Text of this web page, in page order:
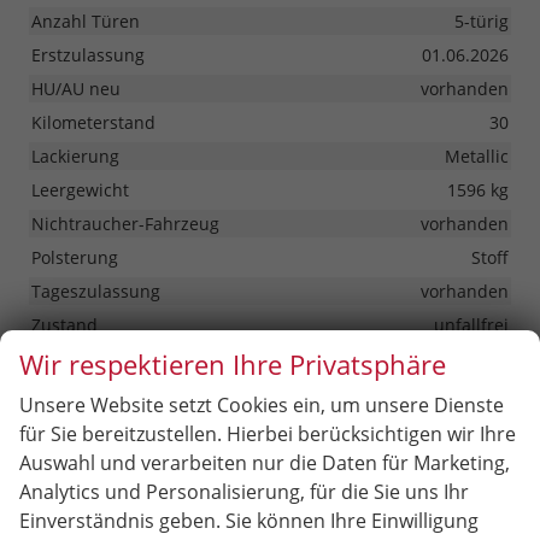
Anzahl Türen
5-türig
Erstzulassung
01.06.2026
HU/AU neu
vorhanden
Kilometerstand
30
Lackierung
Metallic
Leergewicht
1596 kg
Nichtraucher-Fahrzeug
vorhanden
Polsterung
Stoff
Tageszulassung
vorhanden
Zustand
unfallfrei
Zustand, Beschaffenheit
Scheckheftgepflegt
Zustand, Fahrfähigkeit
fahrtauglich
Gesamtpreis 30.399,– €
incl. 19% MwSt.
Wir respektieren Ihre Privatsphäre
Unsere Website setzt Cookies ein, um unsere Dienste
für Sie bereitzustellen. Hierbei berücksichtigen wir Ihre
Auswahl und verarbeiten nur die Daten für Marketing,
Analytics und Personalisierung, für die Sie uns Ihr
Einverständnis geben. Sie können Ihre Einwilligung